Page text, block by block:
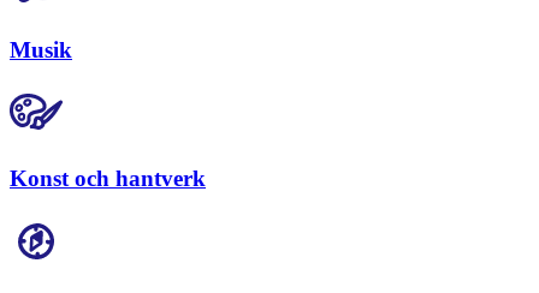
Musik
Konst och hantverk